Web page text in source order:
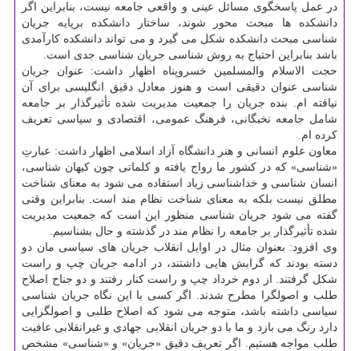
در عمل پاسخگوی مسائل عینی و واقعی جامعه نیست، بنابراین اگر
دانشکده ها مبحث محور شوند، ساختار دانشکده برپایه جریان
شناسی مبحث دانشکده شکل می گیرد و می تواند دانشکده کارآمدی
باشد بنابراین احتیاج به روش شناسی جریان شناسی جدی است.
حجت الاسلام والمسلمین خسروپناه اظهار داشت: عنوان جریان
شناسی عنوان دقیقی است و هنوز معادل دقیق انگلیسی برای آن
نیافته ام. بنده جریان را جمعیت مدیریت شده تأثیرگذار بر جامعه
شامل جامعه نخبگانی، فرهنگ عمومی، اقتصادی و سیاسی تعریف
کرده ام.
معاون علوم انسانی و هنر دانشگاه آزاد اسلامی اظهار داشت: عبارتِ
«شناسی» که در کشور ما رواج یافته و کلماتی چون کیهان شناسی،
انسان شناسی و خداشناسی زیاد استفاده می شود به معنای شناخت
مطلق نیست بلکه به معنای شناخت نظام مند است. بنابراین وقتی
گفته می شود جریان شناسی منظور این است که جمعیت مدیریت
شده تأثیرگذار بر جامعه را نظام مند در گذشته و حال بشناسیم.
وی افزود: بعنوان مثال در اوایل انقلاب جریان های سیاسی مان دو
دسته بودند که گرایش هایی داشتند، در ادامه جریان چپ و راست
شکل گرفتند. از دوم خرداد چپ و راست کنار رفتند و دو جناح اصلاح
طلب و اصولگرا مطرح شدند. اگر کسی با این نگاه جریان شناسی
سیاسی داشته باشد، متوجه می شود که اصلاح طلبی و اصولگرایی
دارد رنگ می بازد و ما با دو جریان انقلابی جهادی و غیرانقلابی عافیت
طلب مواجه هستیم. اگر تعریف دقیق «جریان» و «شناسی» مشخص